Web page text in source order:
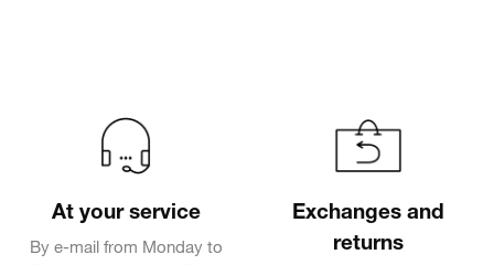
By e-mail from Monday to
Friday from 9 am to 7 pm
returns
Exchanges & returns for 15